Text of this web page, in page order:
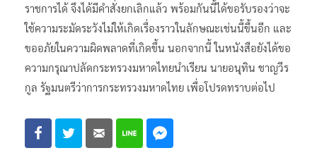
ราชการได้ จึงได้มีคำสั่งยกเลิกแล้ว พร้อมกันนี้ได้ขอรับรองว่าจะ
ใช้ความระมัดระวังไม่ให้เกิดเรื่องราวในลักษณะเช่นนี้ขึ้นอีก และ
ขออภัยในความผิดพลาดที่เกิดขึ้น นอกจากนี้ ในหนังสือยังได้ขอ
ความกรุณาปลัดกระทรวงมหาดไทยนำเรียน นายอนุทิน ชาญวีร
กูล รัฐมนตรีว่าการกระทรวงมหาดไทย เพื่อโปรดทราบต่อไป